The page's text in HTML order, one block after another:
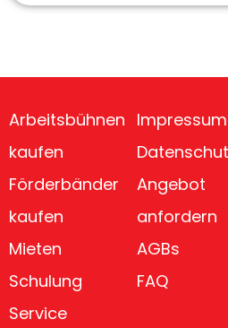
Arbeitsbühnen
kaufen
Förderbänder
kaufen
Mieten
Schulung
Service
Impressum
Angebot
anfordern
AGBs
FAQ